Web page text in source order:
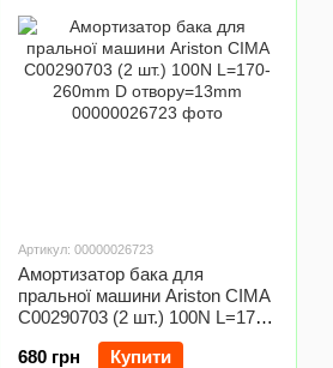
Артикул: 00000026723
Амортизатор бака для
пральної машини Ariston CIMA
C00290703 (2 шт.) 100N L=170-
260mm D отвору=13mm
680 грн
Купити